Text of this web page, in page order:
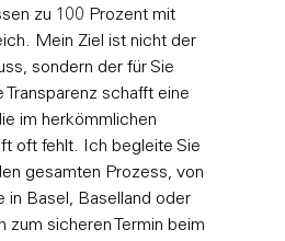
zu 100 Prozent mit
Mein Ziel ist nicht der
sondern der für Sie
schafft eine
im herkömmlichen
oft fehlt. Ich begleite Sie
gesamten Prozess, von
in Basel, Baselland oder
zum sicheren Termin beim